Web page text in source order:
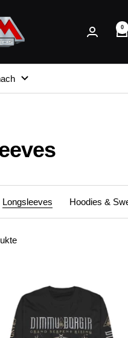
0
Longsleeves Hoodies &